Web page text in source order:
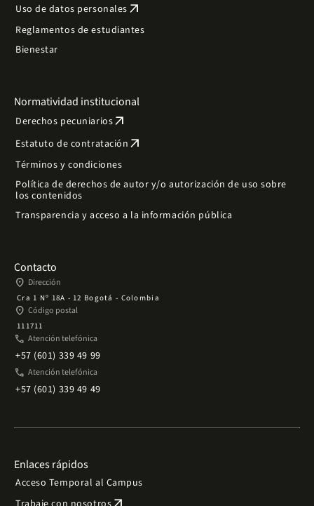
Uso de datos personales arrow_outward
Reglamentos de estudiantes
Bienestar
Normatividad institucional
Derechos pecuniariosarrow_outward
Estatuto de contratación arrow_outward
Términos y condiciones
Política de derechos de autor y/o autorización de uso sobre
los contenidos
Transparencia y acceso a la información pública
Contacto
place Dirección
Cra 1 Nº 18A - 12 Bogotá - Colombia
place Código postal
111711
phone Atención telefónica
+57 (601) 339 49 99
phone Atención telefónica
+57 (601) 339 49 49
Enlaces rápidos
Acceso Temporal al Campus